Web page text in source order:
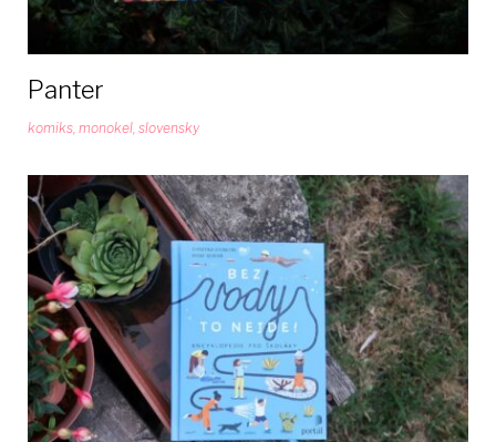
Panter
komiks, monokel, slovensky